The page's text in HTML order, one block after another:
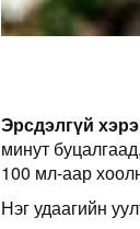
Эрсдэлгүй
минут
100 мл-аар
Нэг удаагийн